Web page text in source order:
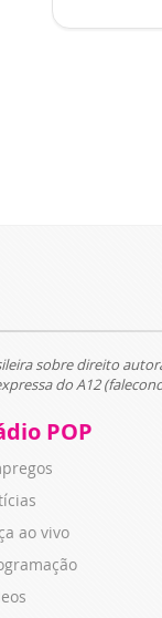
sobre direito
do A12
POP
ao vivo